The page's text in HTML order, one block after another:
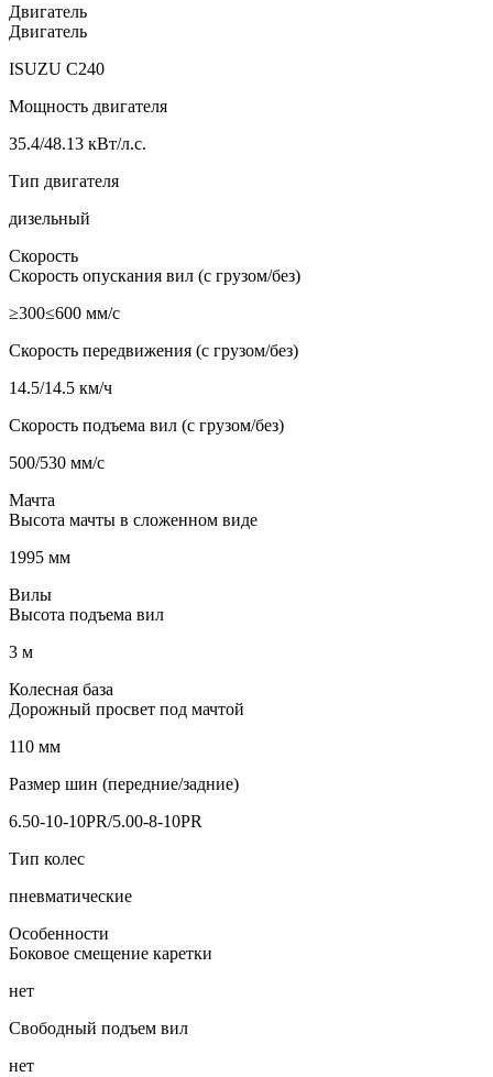
Двигатель
Двигатель
ISUZU C240
Мощность двигателя
35.4/48.13 кВт/л.с.
Тип двигателя
дизельный
Скорость
Скорость опускания вил (с грузом/без)
≥300≤600 мм/с
Скорость передвижения (с грузом/без)
14.5/14.5 км/ч
Скорость подъема вил (с грузом/без)
500/530 мм/с
Мачта
Высота мачты в сложенном виде
1995 мм
Вилы
Высота подъема вил
3 м
Колесная база
Дорожный просвет под мачтой
110 мм
Размер шин (передние/задние)
6.50-10-10PR/5.00-8-10PR
Тип колес
пневматические
Особенности
Боковое смещение каретки
нет
Свободный подъем вил
нет